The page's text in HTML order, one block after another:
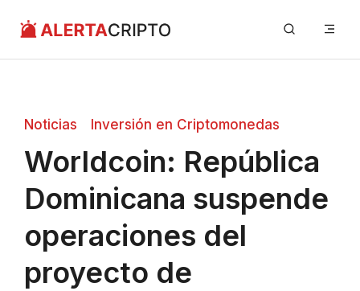
contenido
Noticias Inversión en Criptomonedas
Worldcoin: República
Dominicana suspende
operaciones del
proyecto de